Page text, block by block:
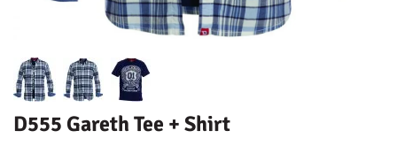
D555 Gareth Tee + Shirt